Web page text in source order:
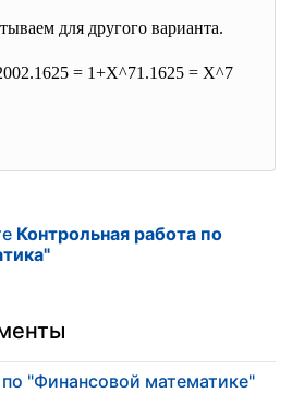
для другого варианта.
= 1+Х^71.1625 = Х^7
Контрольная работа по
"Финансовой математике"